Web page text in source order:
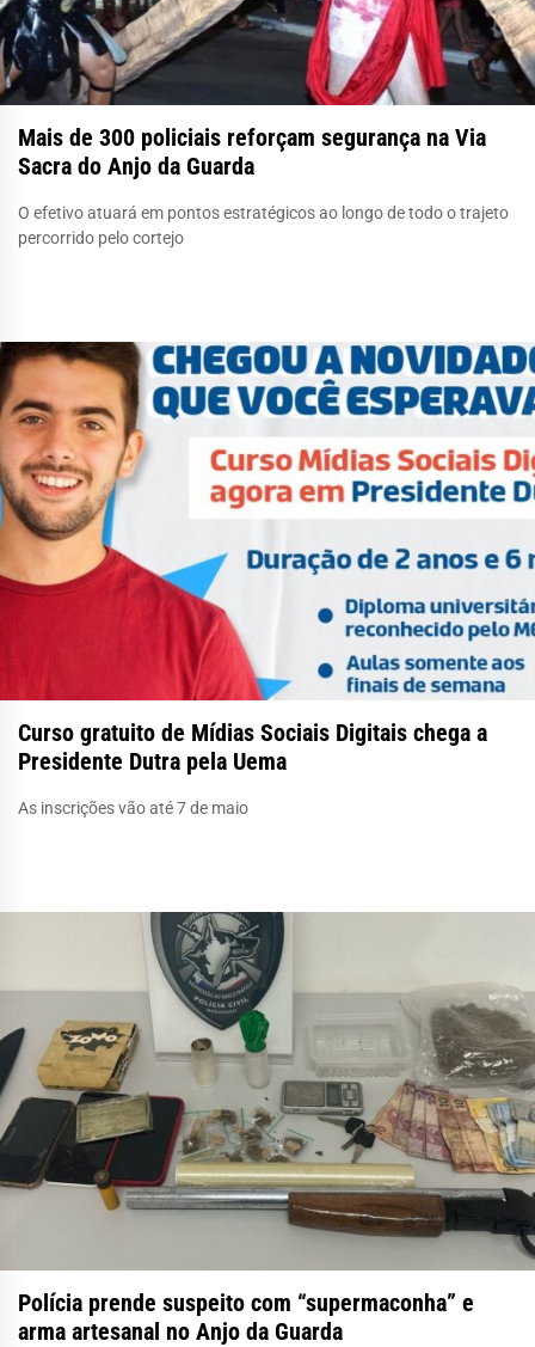
Mais de 300 policiais reforçam segurança na Via
Sacra do Anjo da Guarda
O efetivo atuará em pontos estratégicos ao longo de todo o trajeto
percorrido pelo cortejo
Curso gratuito de Mídias Sociais Digitais chega a
Presidente Dutra pela Uema
As inscrições vão até 7 de maio
Polícia prende suspeito com “supermaconha” e
arma artesanal no Anjo da Guarda